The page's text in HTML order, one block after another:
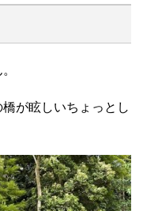
が眩しいちょっとし